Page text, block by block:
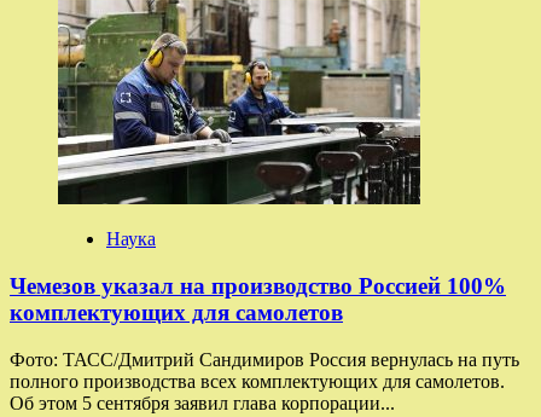
о
Потенциально
опасный
межзвездный
объект
3I/ATLAS
оказался
кометой
Наука
Чемезов указал на производство Россией 100%
комплектующих для самолетов
Фото: ТАСС/Дмитрий Сандимиров Россия вернулась на путь
полного производства всех комплектующих для самолетов.
Об этом 5 сентября заявил глава корпорации...